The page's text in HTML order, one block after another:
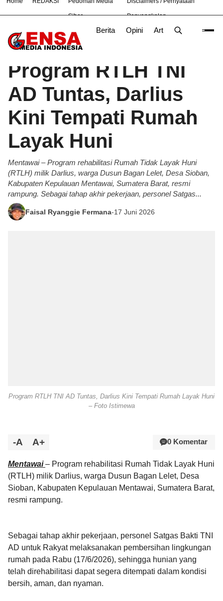
Siber Penyangkalan
Berita Opini Artikel
# Bandung Bekasi Hukum Nasional News
Beranda/Berita
Program RTLH TNI
AD Tuntas, Darlius
Kini Tempati Rumah
Layak Huni
Mentawai – Program rehabilitasi Rumah Tidak Layak Huni
(RTLH) milik Darlius, warga Dusun Bagan Lelet, Desa Sioban,
Kabupaten Kepulauan Mentawai, Sumatera Barat, resmi
rampung. Sebagai tahap akhir pekerjaan, personel Satgas...
Faisal Ryanggie Fermana-17 Juni 2026
Program RTLH TNI AD Tuntas, Darlius Kini Tempati Rumah Layak Huni
– Foto Istimewa
-A A+ 0 Komentar
Mentawai – Program rehabilitasi Rumah Tidak Layak Huni
(RTLH) milik Darlius, warga Dusun Bagan Lelet, Desa
Sioban, Kabupaten Kepulauan Mentawai, Sumatera Barat,
resmi rampung.
Sebagai tahap akhir pekerjaan, personel Satgas Bakti TNI
AD untuk Rakyat melaksanakan pembersihan lingkungan
rumah pada Rabu (17/6/2026), sehingga hunian yang
telah direhabilitasi dapat segera ditempati dalam kondisi
bersih, aman, dan nyaman.